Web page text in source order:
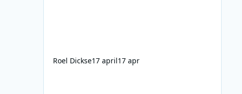
Roel Dickse17 april17 apr